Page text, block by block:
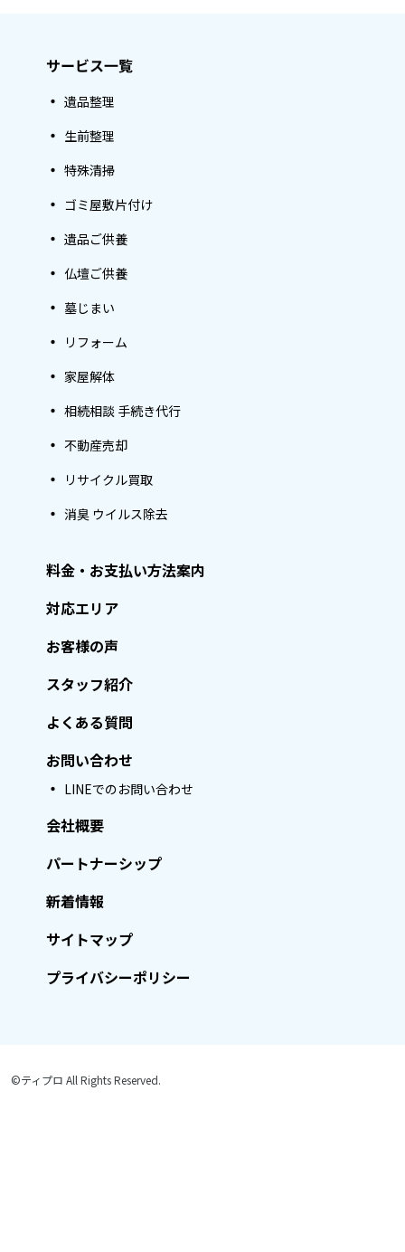
サービス一覧
遺品整理
生前整理
特殊清掃
ゴミ屋敷片付け
遺品ご供養
仏壇ご供養
墓じまい
リフォーム
家屋解体
相続相談 手続き代行
不動産売却
リサイクル買取
消臭 ウイルス除去
料金・お支払い方法案内
対応エリア
お客様の声
スタッフ紹介
よくある質問
お問い合わせ
LINEでのお問い合わせ
会社概要
パートナーシップ
新着情報
サイトマップ
プライバシーポリシー
©ティプロ All Rights Reserved.